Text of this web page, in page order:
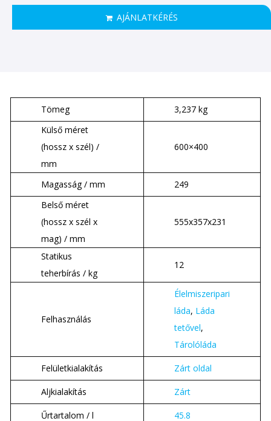
AJÁNLATKÉRÉS
Tömeg
3,237 kg
Külső méret
(hossz x szél) /
mm
600×400
Magasság / mm
249
Belső méret
(hossz x szél x
mag) / mm
555x357x231
Statikus
teherbírás / kg
12
Felhasználás
Élelmiszeripari
láda, Láda
tetővel,
Tárolóláda
Felületkialakítás Zárt oldal
Aljkialakítás Zárt
Űrtartalom / l 45.8